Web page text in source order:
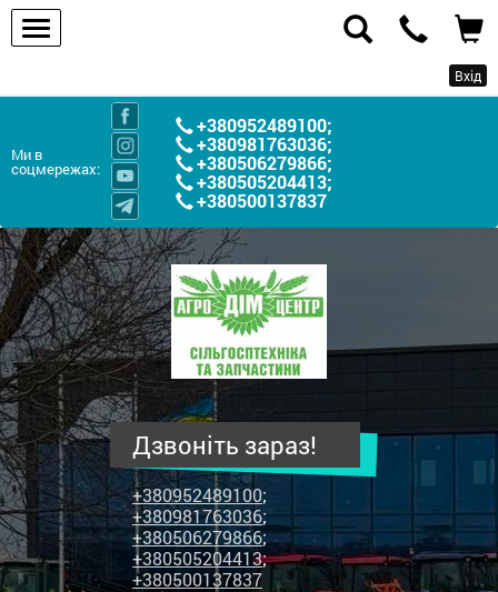
Вхід
Ми в
соцмережах:
+380952489100;
+380981763036;
+380506279866;
+380505204413;
+380500137837
ПП
"Агродім-
центр"
-
продаж
сільськогосподарської
техніки
та
запчастин
Дзвоніть зараз!
+380952489100;
+380981763036;
+380506279866;
+380505204413;
+380500137837